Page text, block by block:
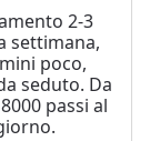
2-3
settimana,
poco,
seduto. Da
passi al